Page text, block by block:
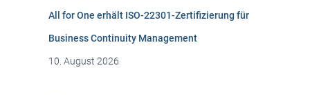
All for One erhält ISO-22301-Zertifizierung für
Business Continuity Management
10. August 2026